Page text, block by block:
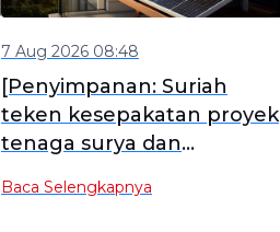
7 Aug 2026 08:48
[Penyimpanan: Suriah
teken kesepakatan proyek
tenaga surya dan
dengan perusahaan Saudi]
Baca Selengkapnya